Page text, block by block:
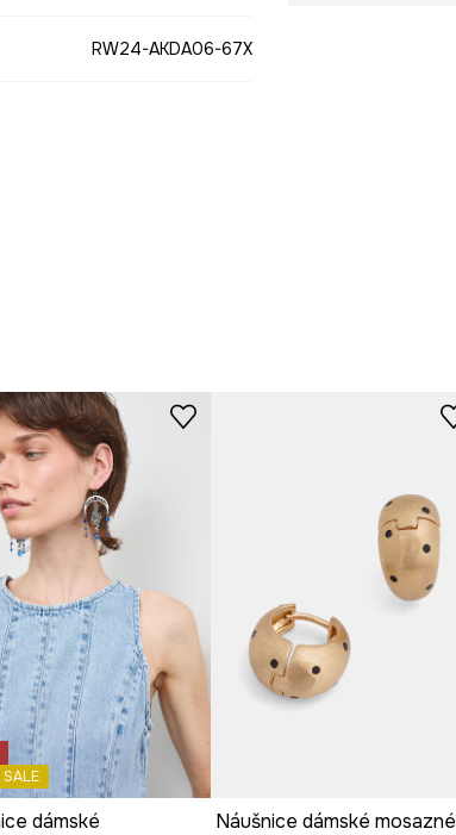
RW24-AKDA06-67X
SALE
dámské
Náušnice dámské mosazné